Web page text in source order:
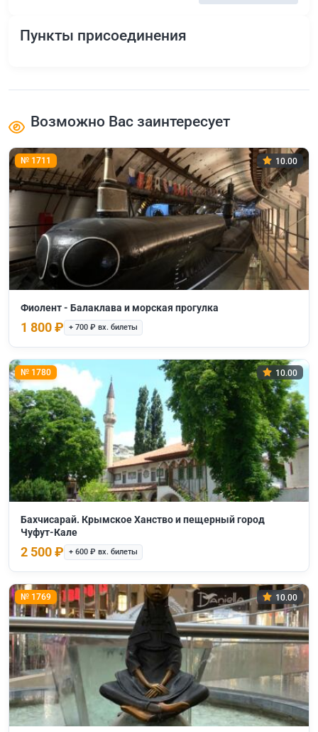
Пункты присоединения
Возможно Вас заинтересует
№ 1711 10.00
Фиолент - Балаклава и морская прогулка
1 800 ₽ + 700 ₽ вх. билеты
№ 1780 10.00
Бахчисарай. Крымское Ханство и пещерный город
Чуфут-Кале
2 500 ₽ + 600 ₽ вх. билеты
№ 1769 10.00